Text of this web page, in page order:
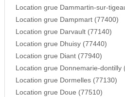
Location grue Dammartin-sur-
Location grue Dampmart (77400)
Location grue Darvault (77140)
Location grue Dhuisy (77440)
Location grue Diant (77940)
Location grue Donnemarie-dontilly
Location grue Dormelles (77130)
Location grue Doue (77510)